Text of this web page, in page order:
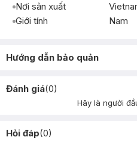
Nơi sản xuất
Giới tính
Nam
Hướng dẫn bảo quản
Đánh giá(0)
Hãy là người
Hỏi đáp(0)